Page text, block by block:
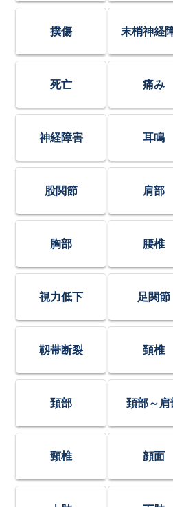
撲傷 末梢神経
死亡 痛み
神経障害 耳鳴
股関節 肩部
胸部 腰椎
視力低下 足関節
靱帯断裂 頚椎
頚部 頚部～肩
頸椎 顔面